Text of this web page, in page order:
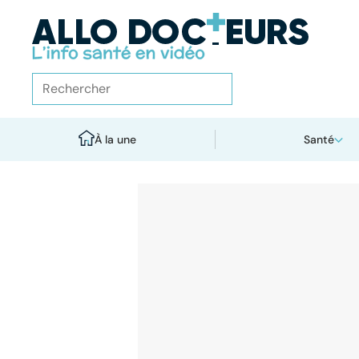
À la une Santé